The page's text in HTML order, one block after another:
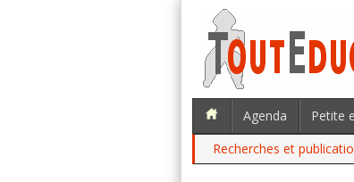
Agenda Petite
Recherches et